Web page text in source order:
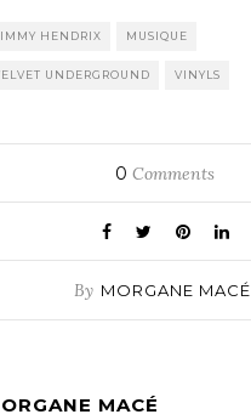
HENDRIX MUSIQUE
UNDERGROUND VINYLS
0 Comments
By MORGANE MACÉ
MACÉ